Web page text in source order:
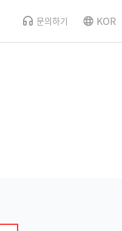
문의하기 KOR